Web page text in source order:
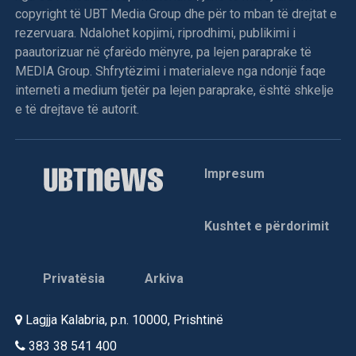
vend.
Deputetja e AAK-së gjuan me vezë drejt Kurtit,
përplasje fizike mes deputetëve
Menjëherë pas përfundimit të fjalës së Kryeministrit Albin
Time Kadriaj, është afruar drejt foltores dhe ka gjuajtur me
menjëhershëm të deputetëve nga grupe të ndryshme
tensioneve dhe pamundësisë për të vazhduar punimet,
ndërpresë seancën.
Tensione dhe ndërprerje në Kuvend: Kurti kërkon
copyright të UBT Media Group dhe për to mban të drejtat e
rezervuara. Ndalohet kopjimi, riprodhimi, publikimi i
paautorizuar në çfarëdo mënyre, pa lejen paraprake të
MEDIA Group. Shfrytëzimi i materialeve nga ndonjë faqe
interneti a medium tjetër pa lejen paraprake, është shkelje
e të drejtave të autorit.
Impresum
Kushtet e përdorimit
Privatësia Arkiva
Lagjja Kalabria, p.n. 10000, Prishtinë
383 38 541 400